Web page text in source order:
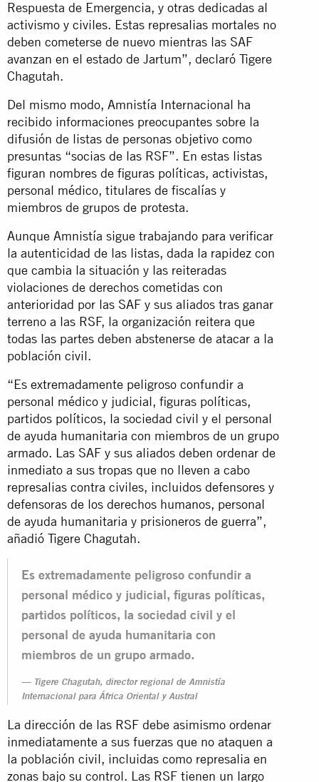
Respuesta de Emergencia, y otras dedicadas al
activismo y civiles. Estas represalias mortales no
deben cometerse de nuevo mientras las SAF
avanzan en el estado de Jartum”, declaró Tigere
Chagutah.
Del mismo modo, Amnistía Internacional ha
recibido informaciones preocupantes sobre la
difusión de listas de personas objetivo como
presuntas “socias de las RSF”. En estas listas
figuran nombres de figuras políticas, activistas,
personal médico, titulares de fiscalías y
miembros de grupos de protesta.
Aunque Amnistía sigue trabajando para verificar
la autenticidad de las listas, dada la rapidez con
que cambia la situación y las reiteradas
violaciones de derechos cometidas con
anterioridad por las SAF y sus aliados tras ganar
terreno a las RSF, la organización reitera que
todas las partes deben abstenerse de atacar a la
población civil.
“Es extremadamente peligroso confundir a
personal médico y judicial, figuras políticas,
partidos políticos, la sociedad civil y el personal
de ayuda humanitaria con miembros de un grupo
armado. Las SAF y sus aliados deben ordenar de
inmediato a sus tropas que no lleven a cabo
represalias contra civiles, incluidos defensores y
defensoras de los derechos humanos, personal
de ayuda humanitaria y prisioneros de guerra”,
añadió Tigere Chagutah.
Es extremadamente peligroso confundir a
personal médico y judicial, figuras políticas,
partidos políticos, la sociedad civil y el
personal de ayuda humanitaria con
miembros de un grupo armado.
Tigere Chagutah, director regional de Amnistía
Internacional para África Oriental y Austral
La dirección de las RSF debe asimismo ordenar
inmediatamente a sus fuerzas que no ataquen a
la población civil, incluidas como represalia en
zonas bajo su control. Las RSF tienen un largo